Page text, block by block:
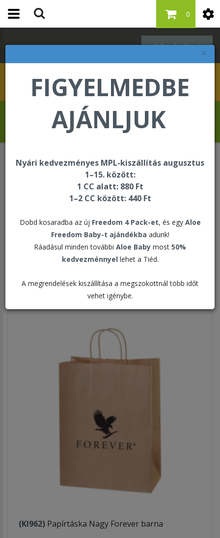
×
FIGYELMEDBE
AJÁNLJUK
Nyári kedvezményes MPL-kiszállítás augusztus
1–15. között:
1 CC alatt: 880 Ft
1–2 CC között: 440 Ft
Dobd kosaradba az új Freedom 4 Pack-et, és egy Aloe
Freedom Baby-t ajándékba adunk!
Ráadásul minden további Aloe Baby most 50%
kedvezménnyel lehet a Tiéd.
A megrendelések kiszállítása a megszokottnál több időt
vehet igénybe.
Bejelentkezés
0
Revelat Jean Baptiste üdvözli Önt a
Forever Living internetes áruházában!
ÚJDONSÁG
Rendezés:
(KI962) Papírtáska Nagy Forever barna